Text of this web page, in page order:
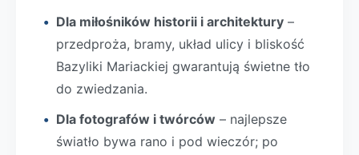
Dla miłośników historii i architektury –
przedproża, bramy, układ ulicy i bliskość
Bazyliki Mariackiej gwarantują świetne tło
do zwiedzania.
Dla fotografów i twórców – najlepsze
światło bywa rano i pod wieczór; po